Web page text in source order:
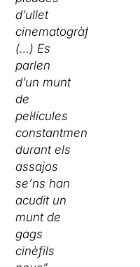
d’ullet
cinematogràfiques
(…) Es
parlen
d’un munt
de
pel·lícules
constantment,
durant els
assajos
se’ns han
acudit un
munt de
gags
cinèfils